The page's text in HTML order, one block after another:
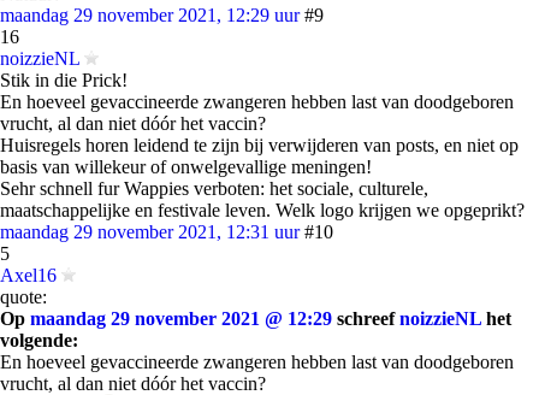
maandag 29 november 2021, 12:29 uur #9
16
noizzieNL
Stik in die Prick!
En hoeveel gevaccineerde zwangeren hebben last van doodgeboren
vrucht, al dan niet dóór het vaccin?
Huisregels horen leidend te zijn bij verwijderen van posts, en niet op
basis van willekeur of onwelgevallige meningen!
Sehr schnell fur Wappies verboten: het sociale, culturele,
maatschappelijke en festivale leven. Welk logo krijgen we opgeprikt?
maandag 29 november 2021, 12:31 uur #10
5
Axel16
quote:
Op maandag 29 november 2021 @ 12:29 schreefnoizzieNL het
volgende:
En hoeveel gevaccineerde zwangeren hebben last van doodgeboren
vrucht, al dan niet dóór het vaccin?